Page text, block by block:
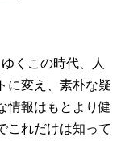
くこの時代、人
に変え、素朴な疑
情報はもとより健
これだけは知って